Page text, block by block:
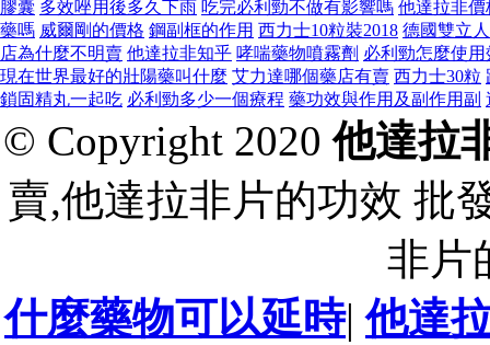
膠囊 多效唑用後多久下雨 吃完必利勁不做有影響嗎 他達拉非價
藥嗎 威爾剛的價格 鋼副框的作用 西力士10粒裝2018 德國雙立
店為什麼不明賣 他達拉非知乎 哮喘藥物噴霧劑 必利勁怎麼使
現在世界最好的壯陽藥叫什麼 艾力達哪個藥店有賣 西力士30粒
鎖固精丸一起吃 必利勁多少一個療程 藥功效與作用及副作用副
© Copyright 2020他達拉
賣,他達拉非片的功效 批
非片
什麼藥物可以延時|他達